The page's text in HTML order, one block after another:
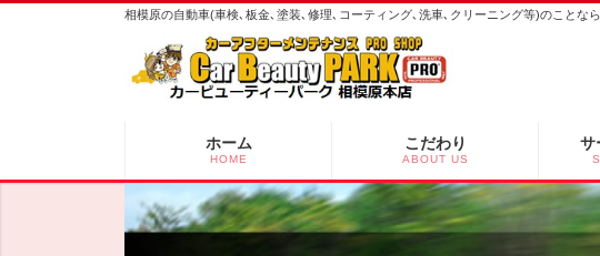
相模原の自動車(車検､板金､塗装､修理､コーティング､洗車､クリーニング等)のことな
ホーム
HOME
こだわり
ABOUT US
サ